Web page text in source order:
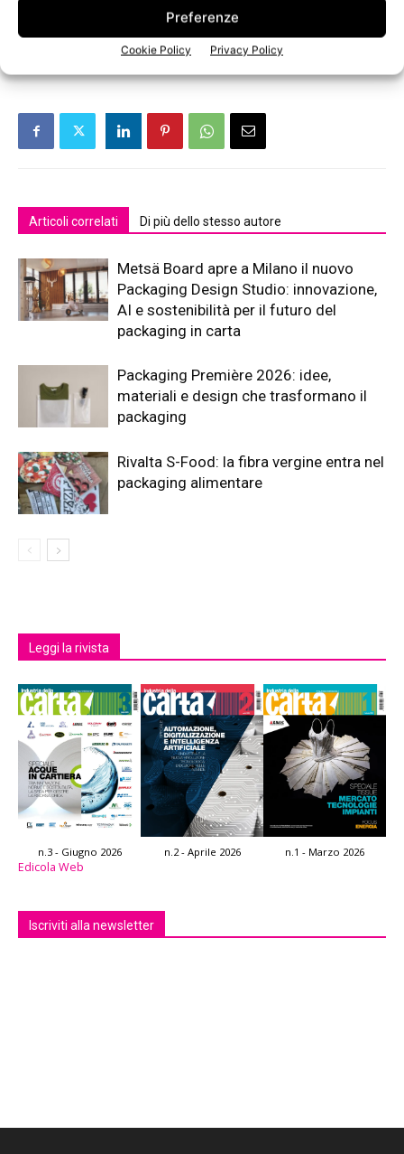
Preferenze
Cookie Policy Privacy Policy
Articoli correlati Di più dello stesso autore
Metsä Board apre a Milano il nuovo
Packaging Design Studio: innovazione,
AI e sostenibilità per il futuro del
packaging in carta
Packaging Première 2026: idee,
materiali e design che trasformano il
packaging
Rivalta S-Food: la fibra vergine entra nel
packaging alimentare
Leggi la rivista
n.3 - Giugno 2026 n.2 - Aprile 2026 n.1 - Marzo 2026
Edicola Web
Iscriviti alla newsletter